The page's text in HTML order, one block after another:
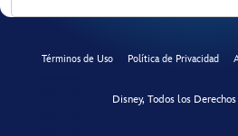
Términos de Uso Política de Privacidad
Disney, Todos los